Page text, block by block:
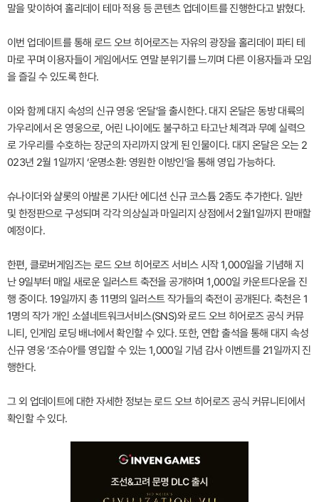
말을 맞이하여 홀리데이 테마 적용 등 콘텐츠 업데이트를 진행한다고 밝혔다.
이번 업데이트를 통해 로드 오브 히어로즈는 자유의 광장을 홀리데이 파티 테
마로 꾸며 이용자들이 게임에서도 연말 분위기를 느끼며 다른 이용자들과 모임
을 즐길 수 있도록 한다.
이와 함께 대지 속성의 신규 영웅 ‘온달’을 출시한다. 대지 온달은 동방 대륙의
가우리에서 온 영웅으로, 어린 나이에도 불구하고 타고난 체격과 무예 실력으
로 가우리를 수호하는 장군의 자리까지 앉게 된 인물이다. 대지 온달은 오는 2
023년 2월 1일까지 ‘운명소환: 영원한 이방인’을 통해 영입 가능하다.
슈나이더와 샬롯의 아발론 기사단 에디션 신규 코스튬 2종도 추가한다. 일반
및 한정판으로 구성되며 각각 의상실과 마일리지 상점에서 2월1일까지 판매할
예정이다.
한편, 클로버게임즈는 로드 오브 히어로즈 서비스 시작 1,000일을 기념해 지
난 9일부터 매일 새로운 일러스트 축전을 공개하며 1,000일 카운트다운을 진
행 중이다. 19일까지 총 11명의 일러스트 작가들의 축전이 공개된다. 축천은 1
1명의 작가 개인 소셜네트워크서비스(SNS)와 로드 오브 히어로즈 공식 커뮤
니티, 인게임 로딩 배너에서 확인할 수 있다. 또한, 연합 출석을 통해 대지 속성
신규 영웅 ‘조슈아’를 영입할 수 있는 1,000일 기념 감사 이벤트를 21일까지 진
행한다.
그 외 업데이트에 대한 자세한 정보는 로드 오브 히어로즈 공식 커뮤니티에서
확인할 수 있다.